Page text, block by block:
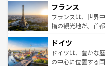
ませてくれるイタ
なお、新着のイタ
しい。
文化が根付くこの
れる闘牛、そして
る。首都マドリー
の城塞都市、穏や
せる。地方によっ
フランス
フランスは、世界
指の観光地だ。首
で、幅広い魅力が
聖堂、美しいビー
から魅了する。ま
ドイツ
ドイツは、豊かな
の中心に位置する